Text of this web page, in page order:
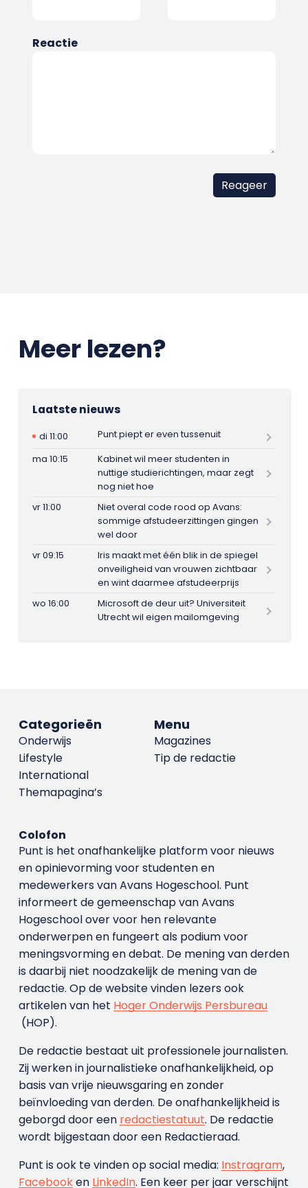
Reactie
Meer lezen?
Laatste nieuws
di 11:00
Punt piept er even tussenuit
ma 10:15
Kabinet wil meer studenten in
nuttige studierichtingen, maar zegt
nog niet hoe
vr 11:00
Niet overal code rood op Avans:
sommige afstudeerzittingen gingen
wel door
vr 09:15
Iris maakt met één blik in de spiegel
onveiligheid van vrouwen zichtbaar
en wint daarmee afstudeerprijs
wo 16:00
Microsoft de deur uit? Universiteit
Utrecht wil eigen mailomgeving
Menu
Magazines
Tip de redactie
Categorieën
Onderwijs
Lifestyle
International
Themapagina’s
Colofon
Punt is het onafhankelijke platform voor nieuws
en opinievorming voor studenten en
medewerkers van Avans Hoge­school. Punt
informeert de gemeenschap van Avans
Hogeschool over voor hen relevante
onderwerpen en fungeert als podium voor
meningsvorming en debat. De mening van derden
is daarbij niet noodzakelijk de mening van de
redactie. Op de website vinden lezers ook
artikelen van het Hoger Onderwijs Persbureau
(HOP).
De redactie bestaat uit professionele journalisten.
Zij werken in journalistieke onafhankelijkheid, op
basis van vrije nieuwsgaring en zonder
beïnvloeding van derden. De onafhankelijkheid is
geborgd door een redactiestatuut. De redactie
wordt bijgestaan door een Redactieraad.
Punt is ook te vinden op social media: Instragram,
Facebooken LinkedIn. Een keer per jaar verschijnt